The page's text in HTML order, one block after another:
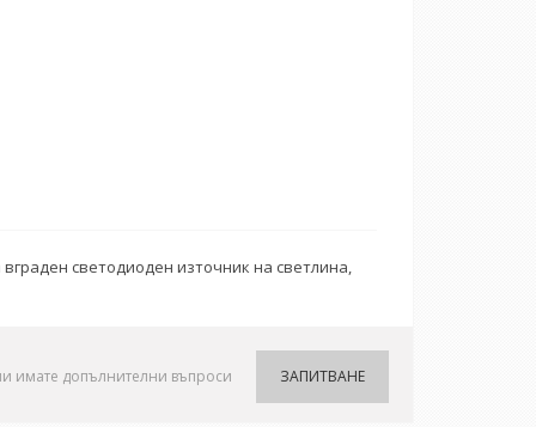
светодиоден източник на светлина,
ЗАПИТВАНЕ
имате допълнителни въпроси